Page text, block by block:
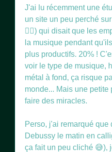
J'ai lu récemment une
un site un peu perché
🧘‍♀️) qui disait que les
la musique pendant
plus productifs. 20% !
voir le type de musique,
métal à fond, ça risque
monde... Mais une
faire des miracles.
Perso, j'ai remarqué que
Debussy le matin en
ça fait un peu cliché 😅),